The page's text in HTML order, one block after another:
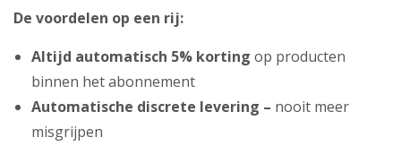
De voordelen op een rij:
Altijd automatisch 5% korting op producten
binnen het abonnement
Automatische discrete levering – nooit meer
misgrijpen